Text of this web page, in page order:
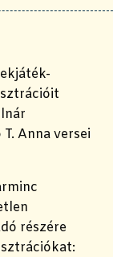
Anna versei
részére